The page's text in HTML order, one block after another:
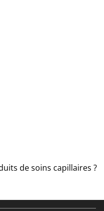
de soins capillaires ?